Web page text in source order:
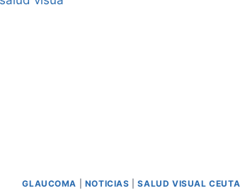
GLAUCOMA NOTICIAS |SALUD VISUAL CEUTA